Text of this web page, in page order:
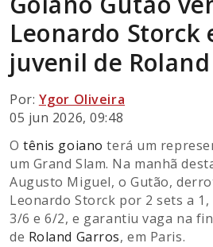
Leonardo Storck
juvenil de
Por: Ygor Oliveira
05 jun 2026, 09:48
Otênis goiano terá um
um Grand Slam. Na manhã
Augusto Miguel, o Gutão,
Leonardo Storck por 2 sets a
3/6 e 6/2, e garantiu vaga na
de Roland Garros, em Paris.